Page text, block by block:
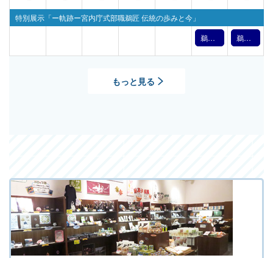
特別展示「ー軌跡ー宮内庁式部職鵜匠 伝統の歩みと今」
鵜飼文化の紹介【7月4日】（2026年） 鵜飼文化の紹介【7月5日】（2026年）
もっと見る